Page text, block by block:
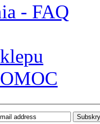
- FAQ